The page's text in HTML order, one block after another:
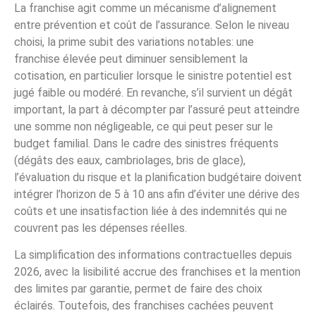
La franchise agit comme un mécanisme d’alignement
entre prévention et coût de l’assurance. Selon le niveau
choisi, la prime subit des variations notables: une
franchise élevée peut diminuer sensiblement la
cotisation, en particulier lorsque le sinistre potentiel est
jugé faible ou modéré. En revanche, s’il survient un dégât
important, la part à décompter par l’assuré peut atteindre
une somme non négligeable, ce qui peut peser sur le
budget familial. Dans le cadre des sinistres fréquents
(dégâts des eaux, cambriolages, bris de glace),
l’évaluation du risque et la planification budgétaire doivent
intégrer l’horizon de 5 à 10 ans afin d’éviter une dérive des
coûts et une insatisfaction liée à des indemnités qui ne
couvrent pas les dépenses réelles.
La simplification des informations contractuelles depuis
2026, avec la lisibilité accrue des franchises et la mention
des limites par garantie, permet de faire des choix
éclairés. Toutefois, des franchises cachées peuvent